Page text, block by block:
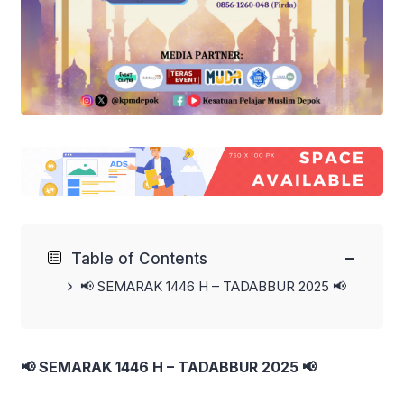
Table of Contents −
📢 SEMARAK 1446 H – TADABBUR 2025 📢
📢 SEMARAK 1446 H – TADABBUR 2025 📢